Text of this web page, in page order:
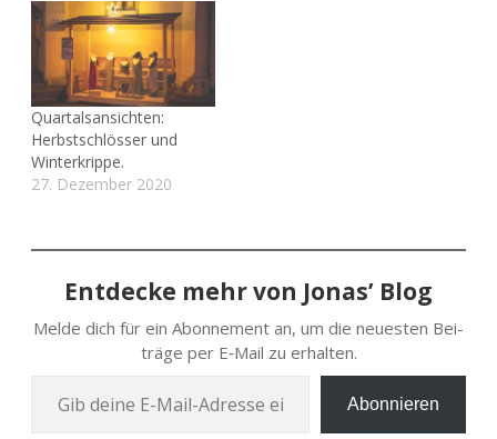
Quartalsansichten:
Herbstschlösser und
Winterkrippe.
27. Dezember 2020
Entdecke mehr von Jonas’ Blog
Melde dich für ein Abon­ne­ment an, um die neu­es­ten Bei­
trä­ge per E‑Mail zu erhalten.
Abonnieren